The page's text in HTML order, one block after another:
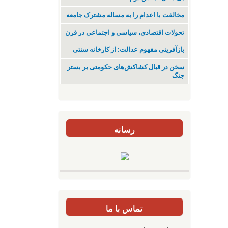
مخالفت با اعدام را به مساله مشترک جامعه
تحولات اقتصادی، سیاسی و اجتماعی در قرن
بازآفرینی مفهوم عدالت: از کارخانه سنتی
سخن در قبال کشاکش‌های حکومتی بر بستر
جنگ
رسانه
تماس با ما